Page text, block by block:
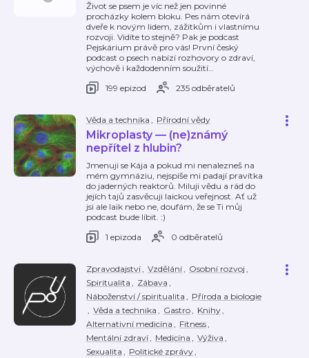
Život se psem je víc než jen povinné
procházky kolem bloku. Pes nám otevírá
dveře k novým lidem, zážitkům i vlastnímu
rozvoji. Vidíte to stejně? Pak je podcast
Pejskárium právě pro vás! První český
podcast o psech nabízí rozhovory o zdraví,
výchově i každodenním soužití…
199 epizod
235 odběratelů
Věda a technika , Přírodní vědy
Mikroplasty — (ne)známý
nepřítel z hlubin?
Jmenuji se Kája a pokud mi nenalezneš na
mém gymnáziu, nejspíše mi padají pravítka
do jaderných reaktorů. Miluji vědu a rád do
jejích tajů zasvěcuji laickou veřejnost. Ať už
jsi ale laik nebo ne, doufám, že se Ti můj
podcast bude líbit. :)
1 epizoda
0 odběratelů
Zpravodajství, Vzdělání, Osobní rozvoj ,
Spiritualita , Zábava ,
Náboženství / spiritualita , Příroda a biologie
, Věda a technika , Gastro, Knihy,
Alternativní medicína , Fitness,
Mentální zdraví, Medicína , Výživa ,
Sexualita , Politické zprávy,